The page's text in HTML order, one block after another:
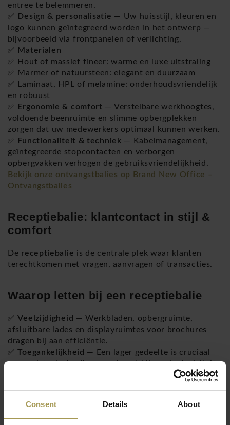
Consent Details About
entree te belemmeren.
✅ Design & personalisatie — Uw huisstijl, kleuren en
logo kunnen geïntegreerd worden in het ontwerp —
bijvoorbeeld via frontpanelen of verlichting.
✅ Materialen
✅ Hout of massief fineer: warme en luxe uitstraling
✅ Marmer of natuursteen: elegant en duurzaam
✅ Laminaat, HPL of melamine: onderhoudsvriendelijk
en robuust
✅ Ergonomie & comfort — Verstelbare werkhoogtes,
voldoende beenruimte en slimme opbergplekken
zorgen dat uw medewerkers optimaal kunnen werken.
✅ Functionaliteit & techniek — Kabelmanagement,
geïntegreerde stopcontacten en verborgen
opbergvakken verhogen de gebruiksvriendelijkheid.
Bekijk onze ontvangstbalies op Brand New Office –
Ontvangstbalies
Receptiebalie: klantcontact in stijl &
comfort
De receptiebalie is de centrale plek waar klanten
terechtkomen met vragen, aanvragen of transacties.
Waarop letten bij een receptiebalie
✅Veelzijdigheid — Werkbladen, opbergruimte,
afsluitbare lades en displayruimtes voor brochures
dragen bij aan efficiëntie.
✅Toegankelijkheid — Een lager gedeelte is cruciaal
voor rolstoelgebruikers en draagt bij aan inclusiviteit.
— Kies materialen die
Visuele aantrekkingskracht— Een representatieve
afwerking (bijv. frontpanelen, glasdelen, LED-